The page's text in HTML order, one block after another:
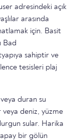
adresindeki açık
arasında
için. Basit
Bad
sahiptir ve
tesisleri plaj
veya duran su
deniz, yüzme
sular. Harika
bir gölün